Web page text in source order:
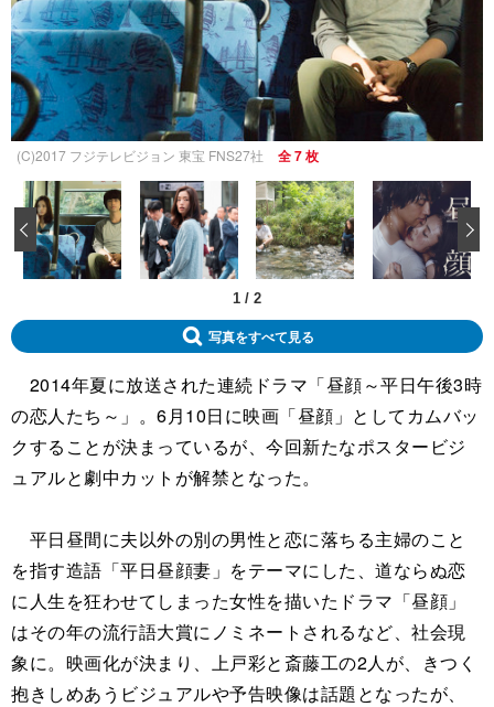
(C)2017 フジテレビジョン 東宝 FNS27社 全 7 枚
1 / 2
‹
写真をすべて見る
2014年夏に放送された連続ドラマ「昼顔～平日午後3時
の恋人たち～」。6月10日に映画「昼顔」としてカムバッ
クすることが決まっているが、今回新たなポスタービジ
ュアルと劇中カットが解禁となった。
平日昼間に夫以外の別の男性と恋に落ちる主婦のこと
を指す造語「平日昼顔妻」をテーマにした、道ならぬ恋
に人生を狂わせてしまった女性を描いたドラマ「昼顔」
はその年の流行語大賞にノミネートされるなど、社会現
象に。映画化が決まり、上戸彩と斎藤工の2人が、きつく
抱きしめあうビジュアルや予告映像は話題となったが、